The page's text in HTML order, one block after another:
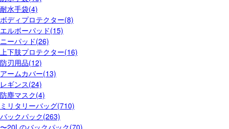
耐水手袋(4)
ボディプロテクター(8)
エルボーパッド(15)
ニーパッド(26)
上下肢プロテクター(16)
防刃用品(12)
アームカバー(13)
レギンス(24)
防塵マスク(4)
ミリタリーバッグ(710)
バックパック(263)
〜20Lのバックパック(70)